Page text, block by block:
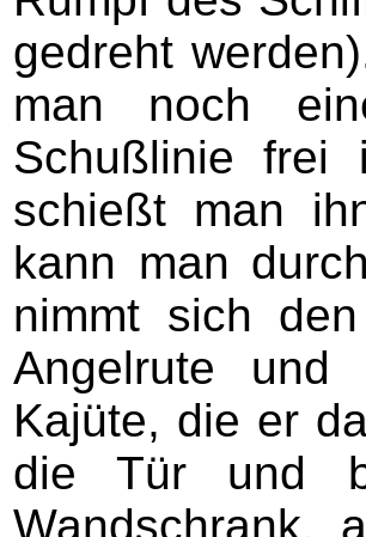
gedreht
man noch
Schußlinie frei
schießt man
kann man
nimmt sich
Angelrute
Kajüte, die er
die Tür und
Wandschrank,